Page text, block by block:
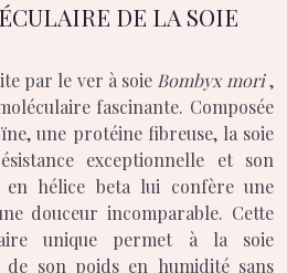
DE LA SOIE
par le ver à soie Bombyx mori,
fascinante. Composée
une protéine fibreuse, la soie
exceptionnelle et son
en hélice beta lui confère une
douceur incomparable. Cette
unique permet à la soie
de son poids en humidité sans